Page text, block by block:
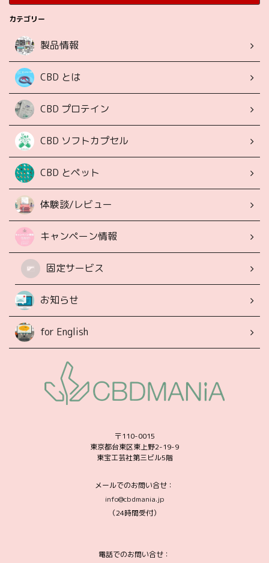
カテゴリー
製品情報
CBD とは
CBD プロテイン
CBD ソフトカプセル
CBD とペット
体験談/レビュー
キャンペーン情報
固定サービス
お知らせ
for English
〒110-0015
東京都台東区東上野2-19-9
東宝工芸社第三ビル5階
メールでのお問い合せ：
info@cbdmania.jp
（24時間受付）
電話でのお問い合せ：